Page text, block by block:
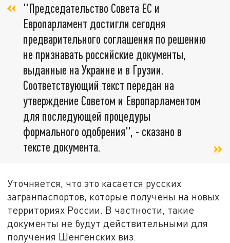
"Председательство Совета ЕС и
Европарламент достигли сегодня
предварительного соглашения по решению
не признавать российские документы,
выданные на Украине и в Грузии.
Соответствующий текст передан на
утверждение Советом и Европарламентом
для последующей процедуры
формального одобрения", - сказано в
тексте документа.
Уточняется, что это касается русских
загранпаспортов, которые получены на новых
территориях России. В частности, такие
документы не будут действительными для
получения Шенгенских виз.